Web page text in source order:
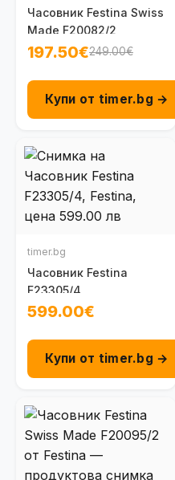
Часовник Festina Swiss
Made F20082/2
197.50€249.00€
Купи от timer.bg →
timer.bg
Часовник Festina
F23305/4
599.00€
Купи от timer.bg →